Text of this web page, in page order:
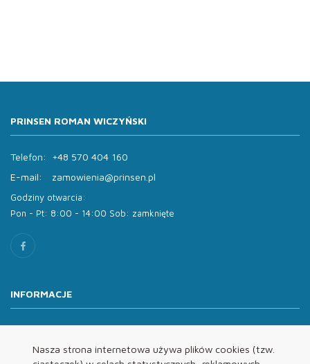
Nasza strona internetowa używa plików cookies (tzw.
PRINSEN ROMAN WICZYŃSKI
Telefon:
+48 570 404 160
E-mail:
zamowienia@prinsen.pl
Godziny otwarcia:
Pon - Pt: 8:00 - 14:00 Sob: zamknięte
INFORMACJE
Oferta